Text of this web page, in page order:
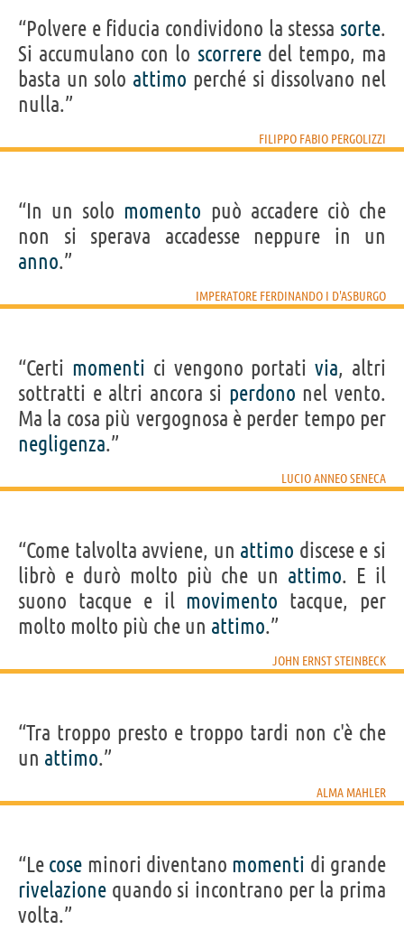
“Polvere e fiducia condividono la stessa sorte.
Si accumulano con lo scorreredel tempo, ma
basta un solo attimo perché si dissolvano nel
nulla.”
FILIPPO FABIO PERGOLIZZI
“In un solo momento può accadere ciò che
non si sperava accadesse neppure in un
anno.”
IMPERATORE FERDINANDO I D'ASBURGO
“Certi momenti ci vengono portativia, altri
sottratti e altri ancora si perdono nel vento.
Ma la cosa più vergognosa è perder tempo per
negligenza.”
LUCIO ANNEO SENECA
“Come talvolta avviene, un attimo discese e si
librò e durò molto più che un attimo. E il
suono tacque e il movimento tacque, per
molto molto più che un attimo.”
JOHN ERNST STEINBECK
“Tra troppo presto e troppo tardi non c'è che
un attimo.”
ALMA MAHLER
“Le cose minori diventano momenti di grande
rivelazione quando si incontrano per la prima
volta.”